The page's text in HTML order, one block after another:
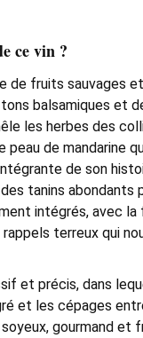
ce vin ?
de fruits sauvages
balsamiques et
les herbes des
peau de mandarine
de son
tanins abondants
intégrés, avec la
terreux qui
et précis, dans
et les cépages
gourmand et